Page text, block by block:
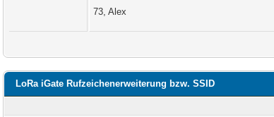
73, Alex
LoRa iGate Rufzeichenerweiterung bzw. SSID